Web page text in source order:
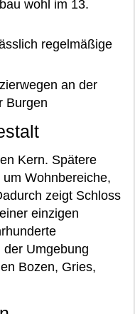
wohl im 13.
regelmäßige
an der
Burgen
Kern. Spätere
Wohnbereiche,
zeigt Schloss
einzigen
Umgebung
Bozen, Gries,